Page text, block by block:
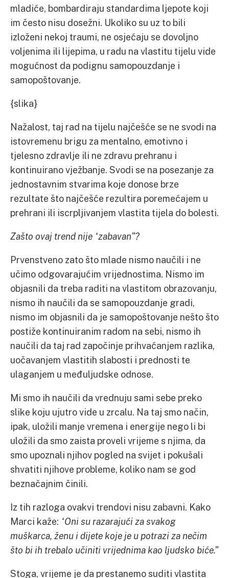
mladiće, bombardiraju standardima ljepote koji
im često nisu dosežni. Ukoliko su uz to bili
izloženi nekoj traumi, ne osjećaju se dovoljno
voljenima ili lijepima, u radu na vlastitu tijelu vide
mogućnost da podignu samopouzdanje i
samopoštovanje.
{slika}
Nažalost, taj rad na tijelu najčešće se ne svodi na
istovremenu brigu za mentalno, emotivno i
tjelesno zdravlje ili ne zdravu prehranu i
kontinuirano vježbanje. Svodi se na posezanje za
jednostavnim stvarima koje donose brze
rezultate što najčešće rezultira poremećajem u
prehrani ili iscrpljivanjem vlastita tijela do bolesti.
Zašto ovaj trend nije “zabavan”?
Prvenstveno zato što mlade nismo naučili i ne
učimo odgovarajućim vrijednostima. Nismo im
objasnili da treba raditi na vlastitom obrazovanju,
nismo ih naučili da se samopouzdanje gradi,
nismo im objasnili da je samopoštovanje nešto što
postiže kontinuiranim radom na sebi, nismo ih
naučili da taj rad započinje prihvaćanjem razlika,
uočavanjem vlastitih slabosti i prednosti te
ulaganjem u međuljudske odnose.
Mi smo ih naučili da vrednuju sami sebe preko
slike koju ujutro vide u zrcalu. Na taj smo način,
ipak, uložili manje vremena i energije nego li bi
uložili da smo zaista proveli vrijeme s njima, da
smo upoznali njihov pogled na svijet i pokušali
shvatiti njihove probleme, koliko nam se god
beznačajnim činili.
Iz tih razloga ovakvi trendovi nisu zabavni. Kako
Marci kaže: “Oni su razarajući za svakog
muškarca, ženu i dijete koje je u potrazi za nečim
što bi ih trebalo učiniti vrijednima kao ljudsko biće.”
Stoga, vrijeme je da prestanemo suditi vlastita